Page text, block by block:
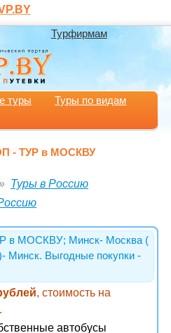
Турфирмам
туры
Туры по видам
- ТУР в МОСКВУ
Туры в Россию
в МОСКВУ; Минск- Москва (
Минск. Выгодные покупки -
, стоимость на
автобусы